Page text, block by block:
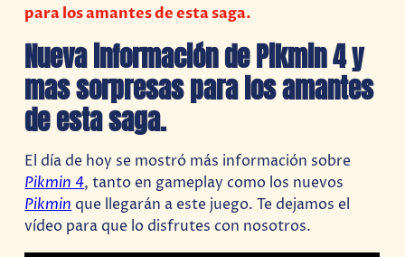
para los amantes de esta saga.
Nueva información de Pikmin 4 y
mas sorpresas para los amantes
de esta saga.
El día de hoy se mostró más información sobre
Pikmin 4, tanto en gameplay como los nuevos
Pikminque llegarán a este juego. Te dejamos el
vídeo para que lo disfrutes con nosotros.